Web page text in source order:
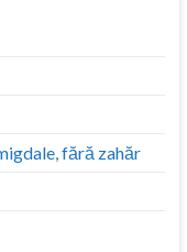
fără zahăr